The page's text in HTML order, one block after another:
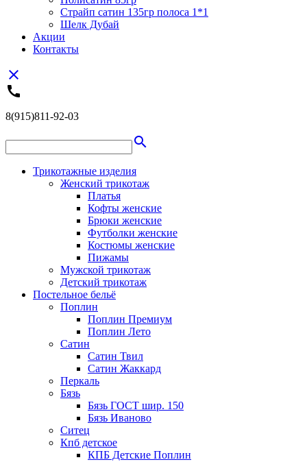
Страйп сатин 135гр полоса 1*1
Шелк Дубай
Акции
Контакты
close
call
8(915)811-92-03
search
Трикотажные изделия
Женский трикотаж
Платья
Кофты женские
Брюки женские
Футболки женские
Костюмы женские
Пижамы
Мужской трикотаж
Детский трикотаж
Постельное бельё
Поплин
Поплин Премиум
Поплин Лето
Сатин
Сатин Твил
Сатин Жаккард
Перкаль
Бязь
Бязь ГОСТ шир. 150
Бязь Иваново
Ситец
Кпб детское
КПБ Детские Поплин